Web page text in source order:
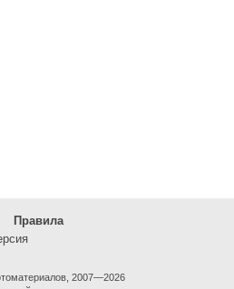
Правила
2007—2026